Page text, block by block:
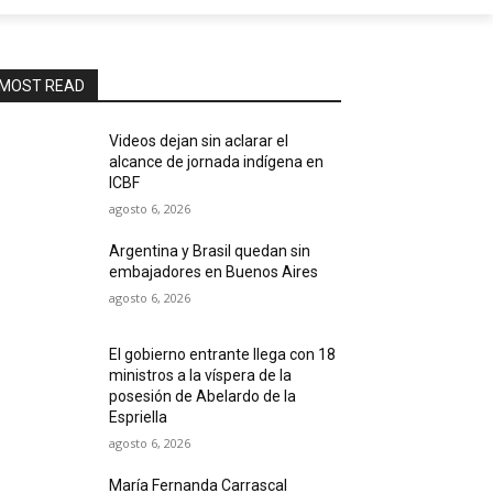
READ
Videos dejan sin aclarar el
alcance de jornada indígena en
ICBF
agosto 6, 2026
Argentina y Brasil quedan sin
embajadores en Buenos Aires
agosto 6, 2026
El gobierno entrante llega con 18
ministros a la víspera de la
posesión de Abelardo de la
Espriella
agosto 6, 2026
María Fernanda Carrascal